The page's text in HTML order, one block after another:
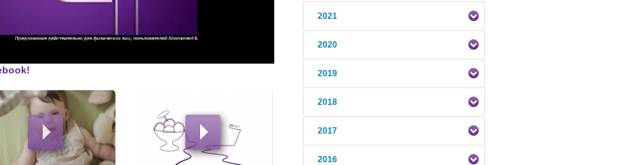
2021
2020
2019
2018
2017
2016